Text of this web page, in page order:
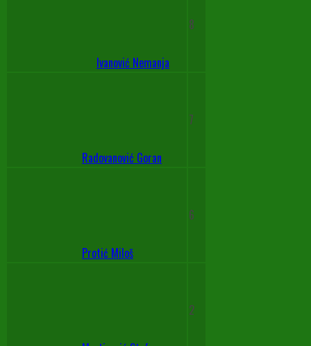
Ivanović Nemanja
8
Radovanović Goran
7
Protić Miloš
6
2